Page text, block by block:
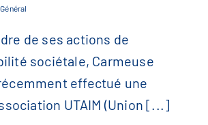
Tunisie soutient
UTAIM et la
Général
de ses actions de
sociétale, Carmeuse
effectué une
UTAIM (Union [...]